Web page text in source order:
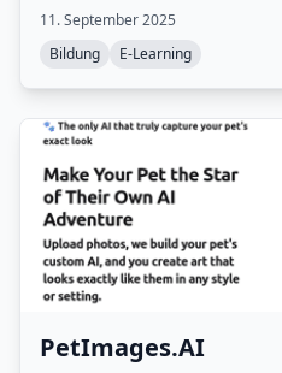
11. September 2025
Bildung
E-Learning
PetImages.AI